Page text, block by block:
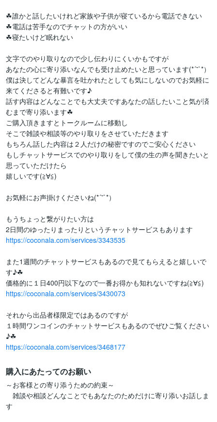
☘誰かと話したいけれど家族や子供が寝ているから電話できない
☘電話は苦手なのでチャットの方がいい
☘寝たいけど眠れない
文字でのやり取りなので少し伝わりにくいかもですが
あなたの心に寄り添いなんでも受け止めたいと思っています(*´˘`*）
僕は決してどんな暴言を吐かれたとしても気にしないのでお気軽に
来てくださると有難いです♪
話す内容はどんなことでも大丈夫ですあなたの話したいこと気が済
むまで寄り添います☘
ご購入頂きますとトークルームに移動し
そこで雑談や相談等のやり取りをさせていただきます
もちろん話した内容は２人だけの秘密ですのでご安心ください
もしチャットサービスでのやり取りをして僕の生の声を聞きたいと
思っていただけたら
嬉しいです(≧∀≦)
お気軽にお声掛けくださいね(*´˘`*）
もうちょっと繋がりたい方は
https://coconala.com/services/3343535
また1週間のチャットサービスもあるので見てもらえると嬉しいで
す♪☘
https://coconala.com/services/3430073
それから出品者様限定ではあるのですが
１時間ワンコインのチャットサービスもあるのでぜひご覧ください
https://coconala.com/services/3468177
購入にあたってのお願い
～お客様との寄り添うための約束～
雑談や相談どんなことでもあなたのためだけに寄り添いお話しま
す